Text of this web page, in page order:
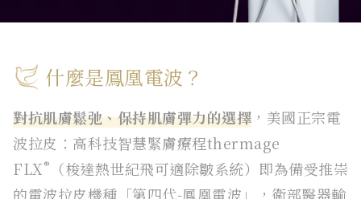
什麼是鳳凰電波？
對抗肌膚鬆弛、保持肌膚彈力的選擇 ，美國正宗電
波拉皮：高科技智慧緊膚療程thermage
FLX®
（梭達熱世紀飛可適除皺系統）即為備受推崇
的電波拉皮機種「第四代-鳳凰電波」，衛部醫器輸